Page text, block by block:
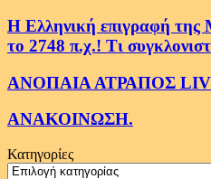
Η Ελληνική επιγραφή
το 2748 π.χ.! Τι
ΑΝΟΠΑΙΑ ΑΤΡΑΠΟΣ LIVE
ΑΝΑΚΟΙΝΩΣΗ.
Κατηγορίες
Κατηγορίες